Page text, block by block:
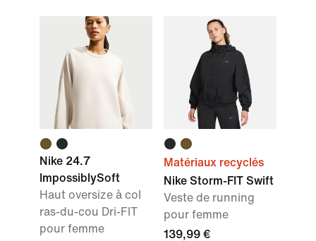
Nike 24.7
ImpossiblySoft
Haut oversize à col
ras-du-cou Dri-FIT
pour femme
Matériaux recyclés
Nike Storm-FIT Swift
Veste de running
pour femme
139,99 €